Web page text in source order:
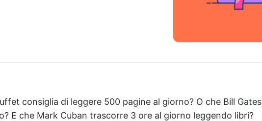
consiglia di leggere 500 pagine al giorno? O che Bill Gates
E che Mark Cuban trascorre 3 ore al giorno leggendo libri?